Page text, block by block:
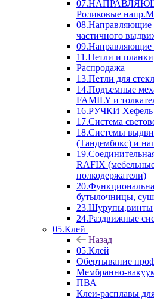
Роликовые
08.Направляющие
частичного
09.Направляющие
11.Петли и планки
Распродажа
13.Петли для
14.Подъемные
FAMILY и
16.РУЧКИ Хефель
17.Система
18.Системы
(Тандембокс) и
RAFIX
полкодержатели)
бутылочницы,
23.Шурупы,винты
24.Раздвижные
05.Клей
Назад
05.Клей
Обертывание
Мембранно-
ПВА
Клеи-расплавы